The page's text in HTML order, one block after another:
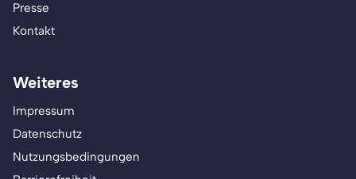
Presse
Kontakt
Weiteres
Impressum
Datenschutz
Nutzungsbedingungen